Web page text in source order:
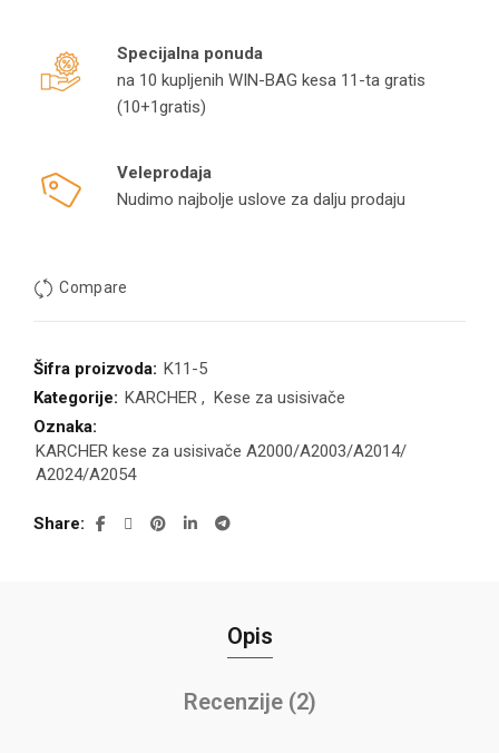
Specijalna ponuda
na 10 kupljenih WIN-BAG kesa 11-ta gratis
(10+1gratis)
Veleprodaja
Nudimo najbolje uslove za dalju prodaju
Compare
Šifra proizvoda: K11-5
Kategorije: KARCHER , Kese za usisivače
Oznaka:
KARCHER kese za usisivače A2000/A2003/A2014/
A2024/A2054
Share
Opis
Recenzije (2)